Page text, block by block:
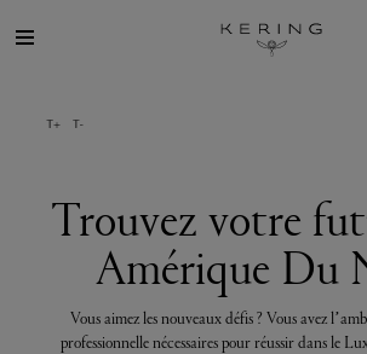
votre
futur
TALENT
DÉV. DURABLE
Trouvez votre
Amérique Du
Vous aimez les nouveaux défis ? Vous avez
professionnelle nécessaires pour réussir dans le